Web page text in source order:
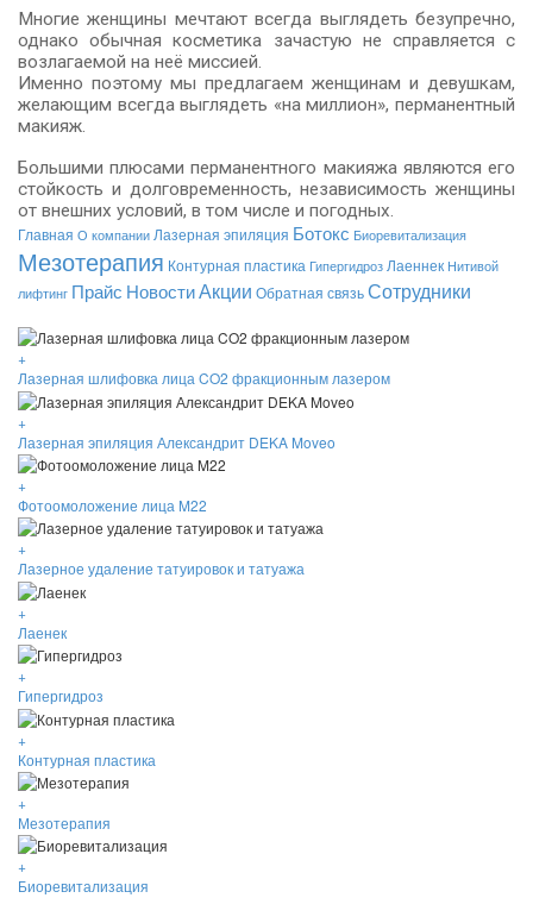
Многие женщины мечтают всегда выглядеть безупречно,
однако обычная косметика зачастую не справляется с
возлагаемой на неё миссией.
Именно поэтому мы предлагаем женщинам и девушкам,
желающим всегда выглядеть «на миллион», перманентный
макияж.
Большими плюсами перманентного макияжа являются его
стойкость и долговременность, независимость женщины
от внешних условий, в том числе и погодных.
Главная О компании Лазерная эпиляция Ботокс Биоревитализация
Мезотерапия Контурная пластика Гипергидроз Лаеннек Нитивой
лифтинг Прайс НовостиАкции Обратная связьСотрудники
+
Лазерная шлифовка лица CO2 фракционным лазером
+
Лазерная эпиляция Александрит DEKA Moveo
+
Фотоомоложение лица M22
+
Лазерное удаление татуировок и татуажа
+
Лаенек
+
Гипергидроз
+
Контурная пластика
+
Мезотерапия
+
Биоревитализация